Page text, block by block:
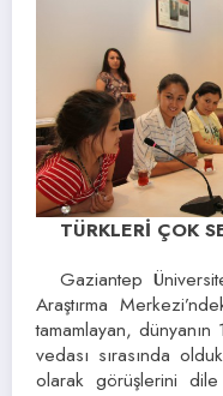
TÜRKLERİ ÇOK
Gaziantep
Araştırma
tamamlayan,
vedası sırasında
olarak görüşlerini